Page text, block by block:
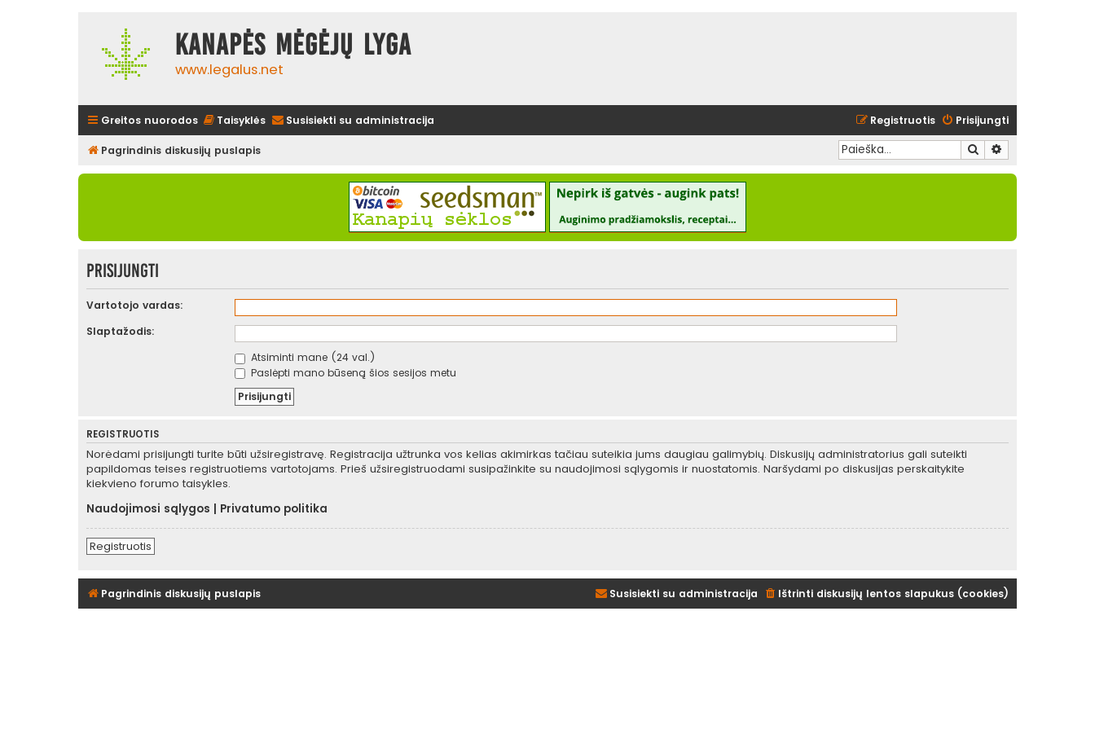
Kanapės mėgėjų lyga
www.legalus.net
Greitos nuorodos Taisyklės Susisiekti su administracija Prisijungti
Registruotis
Pagrindinis diskusijų puslapis Ieškoti
Prisijungti
Vartotojo vardas:
Slaptažodis:
Atsiminti mane (24 val.)
Paslėpti mano būseną šios sesijos metu
REGISTRUOTIS
Norėdami prisijungti turite būti užsiregistravę. Registracija užtrunka vos kelias akimirkas tačiau suteikia jums daugiau galimybių. Diskusijų administratorius gali suteikti
papildomas teises registruotiems vartotojams. Prieš užsiregistruodami susipažinkite su naudojimosi sąlygomis ir nuostatomis. Naršydami po diskusijas perskaitykite
kiekvieno forumo taisykles.
Naudojimosi sąlygos
Privatumo politika
Registruotis
Pagrindinis diskusijų puslapis Ištrinti diskusijų lentos slapukus (cookies)
Susisiekti su administracija